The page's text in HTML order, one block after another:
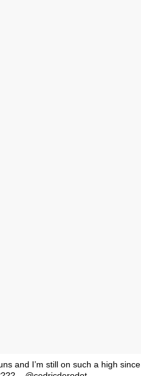
and I’m still on such a high since